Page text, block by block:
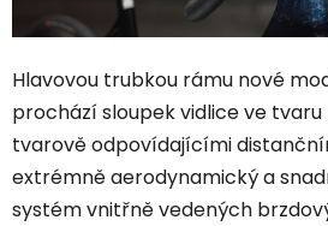
Hlavovou trubkou rámu nové
prochází sloupek vidlice ve tvaru
tvarově odpovídajícími
extrémně aerodynamický a
systém vnitřně vedených